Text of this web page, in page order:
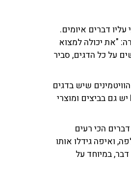
דברים איומים.
"את יכולה למצוא
על כל הדגים, סביר
שיש בדגים
במוצרים אחרים. "חלבונים איכותיים יש לנו גם בסויה, טופו, בגבינות ומוצרי חלב, B12 יש גם בביצים ומוצרי
הכי רעים
ואיפה גידלו אותו
במיוחד על